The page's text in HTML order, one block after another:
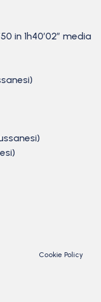
in 1h40’02” media
Cookie Policy